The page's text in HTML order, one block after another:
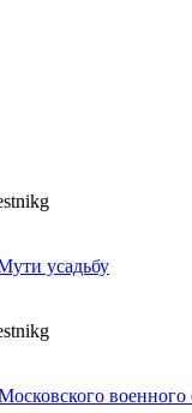
усадьбу
военного